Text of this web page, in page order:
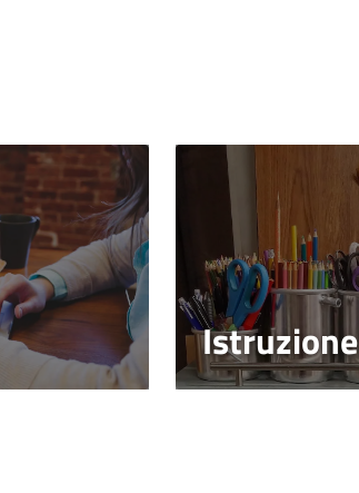
Istruzione